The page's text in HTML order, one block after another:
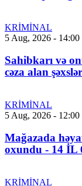
KRİMİNAL
5 Aug, 2026 - 14:00
Sahibkarı və
cəza alan
KRİMİNAL
5 Aug, 2026 - 12:00
Mağazada
oxundu - 14 İL
KRİMİNAL